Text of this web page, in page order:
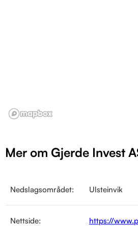
Mer om Gjerde Invest
Nedslagsområdet: Ulsteinvik
Nettside: https://